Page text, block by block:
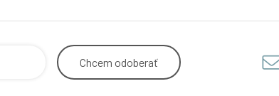
Chcem odoberať